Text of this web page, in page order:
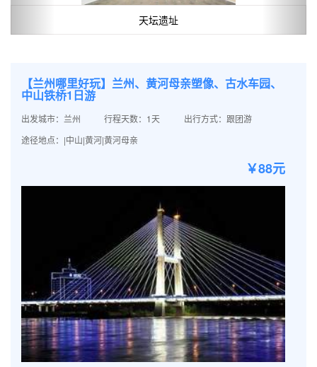
天坛遗址
【兰州哪里好玩】兰州、黄河母亲塑像、古水车园、
中山铁桥1日游
出发城市：兰州 行程天数：1天
出行方式：跟团游
途径地点：|中山|黄河|黄河母亲
￥88元